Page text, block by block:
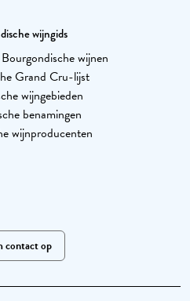
wijngids
wijnen
Grand Cru-lijst
wijngebieden
benamingen
wijnproducenten
contact op